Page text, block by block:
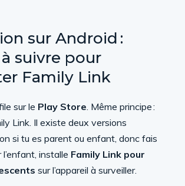
sur Android :
suivre pour
Family Link
sur le Play Store. Même principe :
Link. Il existe deux versions
si tu es parent ou enfant, donc fais
installe Family Link pour
sur l’appareil à surveiller.